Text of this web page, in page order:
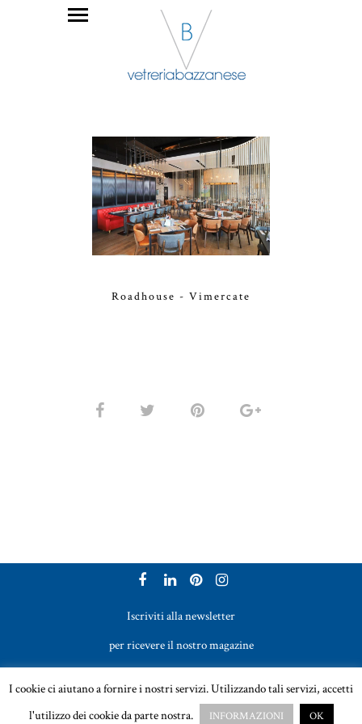
Roadhouse - Vimercate
Iscriviti alla newsletter
per ricevere il nostro magazine
Vetreria Bazzanese s.r.l. - Tel. +39 051 969017
Email:sales@vetreriabazzanese.com
I cookie ci aiutano a fornire i nostri servizi. Utilizzando tali servizi, accetti
l'utilizzo dei cookie da parte nostra.
INFORMAZIONI OK